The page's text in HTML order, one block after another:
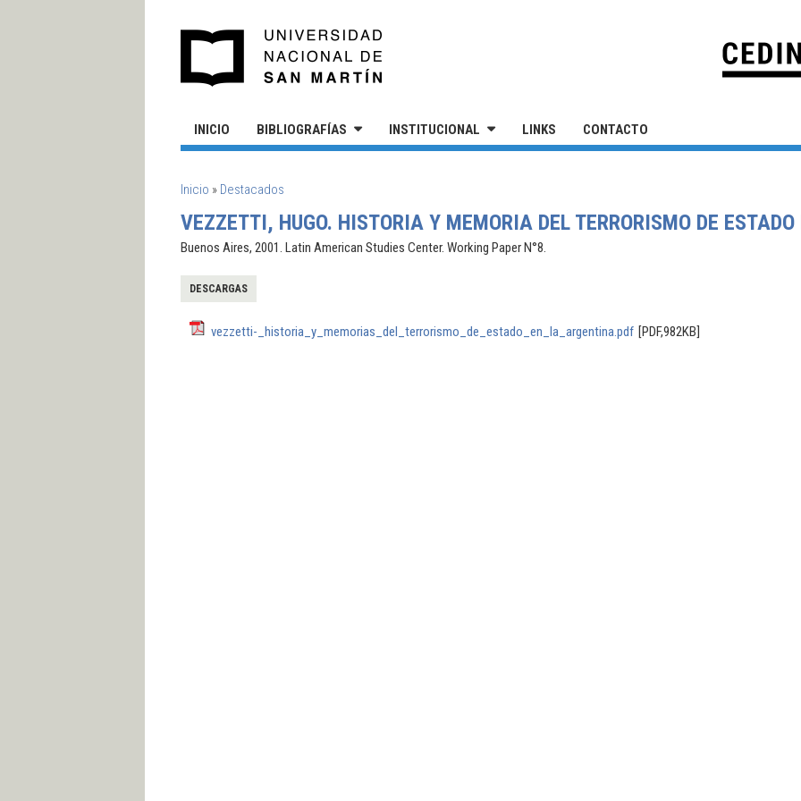
INICIO BIBLIOGRAFÍAS INSTITUCIONAL LINKS CONTACTO
SE ENCUENTRA USTED AQUÍ
Inicio » Destacados
VEZZETTI, HUGO. HISTORIA Y MEMORIA DEL TERRORISMO DE
Buenos Aires, 2001. Latin American Studies Center. Working Paper N°8.
DESCARGAS
vezzetti-_historia_y_memorias_del_terrorismo_de_estado_en_la_argentina.pdf [PDF,982KB]